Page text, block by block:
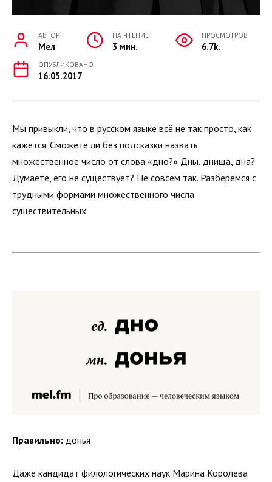
АВТОР
Мел
НА ЧТЕНИЕ
3 мин.
ПРОСМОТРОВ
6.7k.
ОПУБЛИКОВАНО
16.05.2017
Мы привыкли, что в русском языке всё не так просто, как
кажется. Сможете ли без подсказки назвать
множественное число от слова «дно?» Дны, днища, дна?
Думаете, его не существует? Не совсем так. Разберёмся с
трудными формами множественного числа
существительных.
Правильно: донья
Даже кандидат филологических наук Марина Королёва